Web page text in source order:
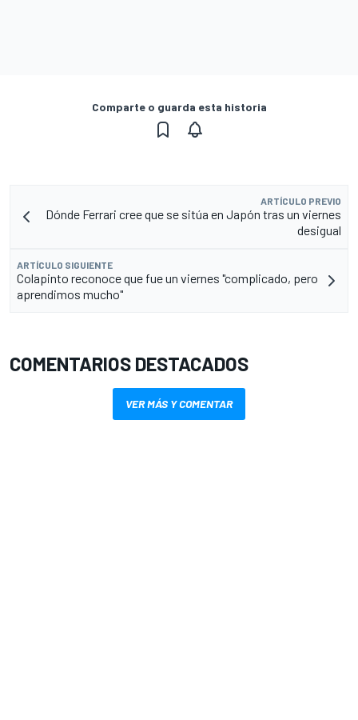
Comparte o guarda esta historia
ARTÍCULO PREVIO
Dónde Ferrari cree que se sitúa en Japón tras un viernes
desigual
ARTÍCULO SIGUIENTE
Colapinto reconoce que fue un viernes "complicado, pero
aprendimos mucho"
COMENTARIOS DESTACADOS
VER MÁS Y COMENTAR